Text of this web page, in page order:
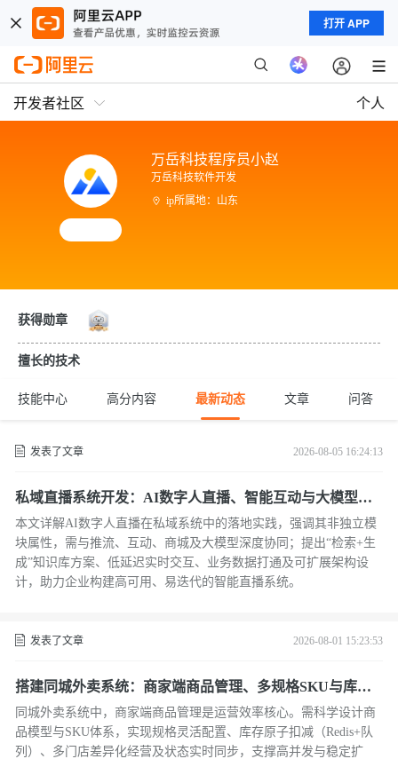
打开 APP
开发者社区 个人
万岳科技程序员小赵
万岳科技软件开发
ip所属地：山东
获得勋章
擅长的技术
技能中心 高分内容 最新动态 文章 问答
发表了文章 2026-08-05 16:24:13
私域直播系统开发：AI数字人直播、智能互动与大模型应
用解析
本文详解AI数字人直播在私域系统中的落地实践，强调其非独立模
块属性，需与推流、互动、商城及大模型深度协同；提出“检索+生
成”知识库方案、低延迟实时交互、业务数据打通及可扩展架构设
计，助力企业构建高可用、易迭代的智能直播系统。
发表了文章 2026-08-01 15:23:53
搭建同城外卖系统：商家端商品管理、多规格SKU与库存
同步解决方案
同城外卖系统中，商家端商品管理是运营效率核心。需科学设计商
品模型与SKU体系，实现规格灵活配置、库存原子扣减（Redis+队
列）、多门店差异化经营及状态实时同步，支撑高并发与稳定扩